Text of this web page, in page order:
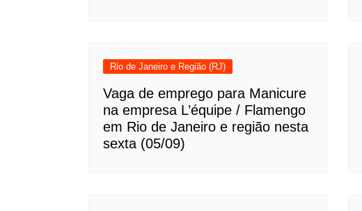
Rio de Janeiro e Região (RJ)
Vaga de emprego para Manicure
na empresa L’équipe / Flamengo
em Rio de Janeiro e região nesta
sexta (05/09)